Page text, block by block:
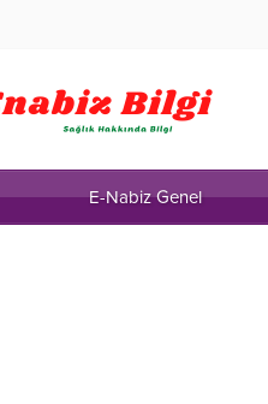
E-Nabiz Genel